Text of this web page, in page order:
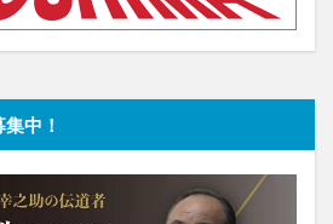
中！